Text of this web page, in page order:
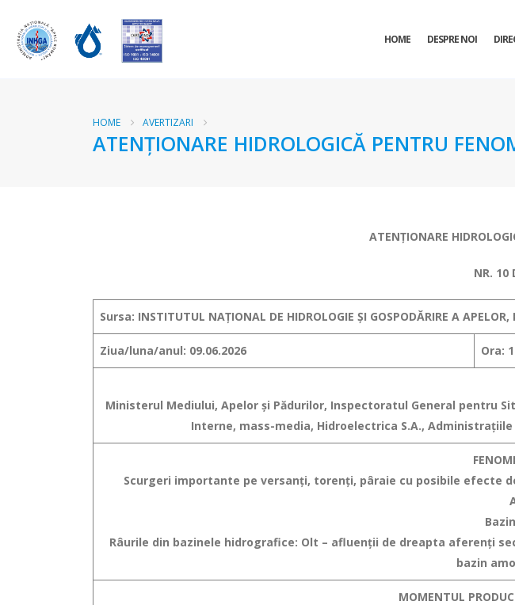
HOME DESPRE NOI
HOME AVERTIZARI
ATENŢIONARE HIDROLOGICĂ PENTRU
ATENŢIONARE
NR. 10
Sursa: INSTITUTUL NAȚIONAL DE HIDROLOGIE ȘI GOSPODĂRIRE A APELOR,
Ziua/luna/anul: 09.06.2026 Ora:
Ministerul Mediului, Apelor şi Pădurilor, Inspectoratul General pentru
Interne, mass-media, Hidroelectrica S.A.,
Scurgeri importante pe versanţi, torenţi, pâraie cu posibile efecte
Râurile din bazinele hidrografice: Olt – afluenții de dreapta aferenți
bazin
MOMENTUL